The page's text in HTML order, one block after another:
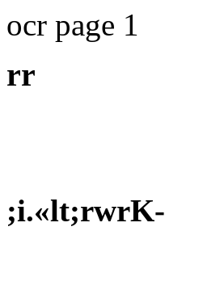
ocr page 1
rr
;i.«lt;rwrK-